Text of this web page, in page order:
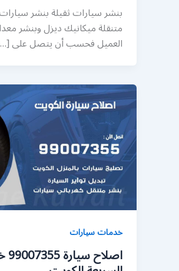
بنشر سيارات ثقيلة بنشر
متنقلة ميكانيك ديزل وبنشر
العميل فحسب أن يتصل على
خدمات سيارات